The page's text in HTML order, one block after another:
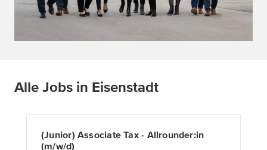
Alle Jobs in Eisenstadt
(Junior) Associate Tax - Allrounder:in
(m/w/d)